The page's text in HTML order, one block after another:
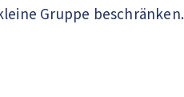
Gruppe beschränken.